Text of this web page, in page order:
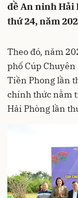
đề An ninh Hải
thứ 24, năm
Theo đó, năm
phố Cúp
Tiền Phong lần
chính thức nằm
Hải Phòng lần